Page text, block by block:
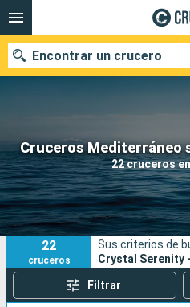
Cruceros Mediterráneo
22 cruceros
Encontrar un crucero
Nuestros destinos
Fecha de salida
Puertos
22
cruceros
Sus criterios de
Crystal Serenity
Filtrar